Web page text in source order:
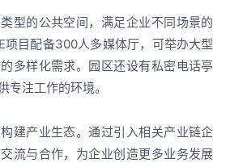
型的公共空间，满足企业不同场景的
项目配备300人多媒体厅，可举办大型
多样化需求。园区还设有私密电话亭
专注工作的环境。
建产业生态。通过引入相关产业链企
流与合作，为企业创造更多业务发展